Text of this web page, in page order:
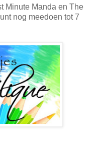
Minute Manda en The
nog meedoen tot 7